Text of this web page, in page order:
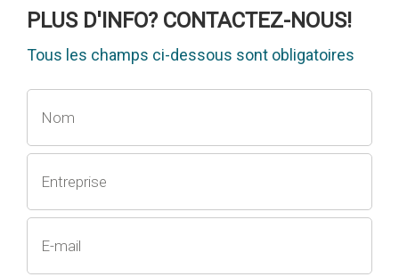
PLUS D'INFO? CONTACTEZ-NOUS!
Tous les champs ci-dessous sont obligatoires